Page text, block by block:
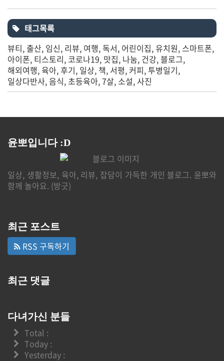
태그목록
뷰티 출산 임신 리뷰 여행 독서 어린이집 유치원 스마트폰
아이폰 티스토리 코로나19 맛집 나눔 건강 블로그
해외여행 육아 후기 일상 책 서평 커피 투병일기
일상다반사 음식 초등육아 7살 소설 사진
윤뽀입니다 :D
일상, 생활정보, 육아, 리뷰, 잡담이 가득한 개인 블로그. 윤뽀와
함께 놀아요. (방긋)
최근 포스트
RSS 구독하기
최근 댓글
다녀가신 분들
Total :
Today :
Yesterday :